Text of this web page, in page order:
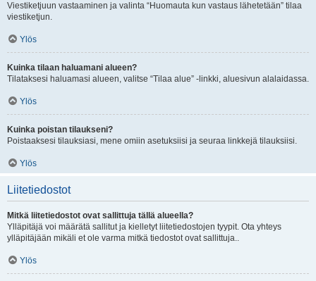
Viestiketjuun vastaaminen ja valinta “Huomauta kun vastaus lähetetään” tilaa
viestiketjun.
Ylös
Kuinka tilaan haluamani alueen?
Tilataksesi haluamasi alueen, valitse “Tilaa alue” -linkki, aluesivun alalaidassa.
Ylös
Kuinka poistan tilaukseni?
Poistaaksesi tilauksiasi, mene omiin asetuksiisi ja seuraa linkkejä tilauksiisi.
Ylös
Liitetiedostot
Mitkä liitetiedostot ovat sallittuja tällä alueella?
Ylläpitäjä voi määrätä sallitut ja kielletyt liitetiedostojen tyypit. Ota yhteys
ylläpitäjään mikäli et ole varma mitkä tiedostot ovat sallittuja..
Ylös